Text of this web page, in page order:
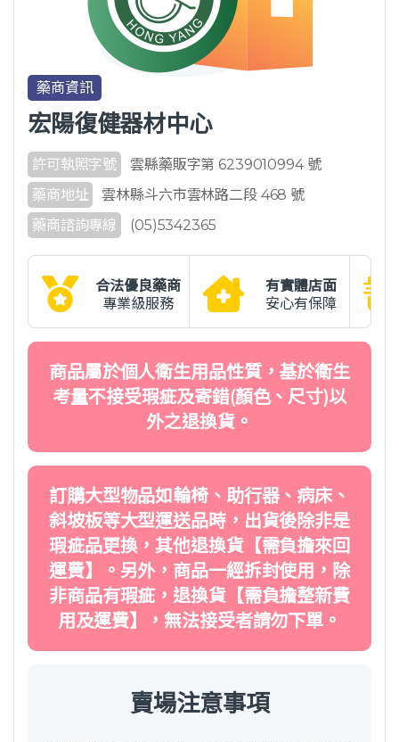
藥商資訊
宏陽復健器材中心
許可執照字號
雲縣藥販字第 6239010994 號
藥商地址
雲林縣斗六市雲林路二段 468 號
藥商諮詢專線
(05)5342365
合法優良藥商
專業級服務
有實體店面
安心有保障
商品屬於個人衛生用品性質，基於衛生
考量不接受瑕疵及寄錯(顏色、尺寸)以
外之退換貨。
訂購大型物品如輪椅、助行器、病床、
斜坡板等大型運送品時，出貨後除非是
瑕疵品更換，其他退換貨【需負擔來回
運費】。另外，商品一經拆封使用，除
非商品有瑕疵，退換貨【需負擔整新費
用及運費】，無法接受者請勿下單。
賣場注意事項